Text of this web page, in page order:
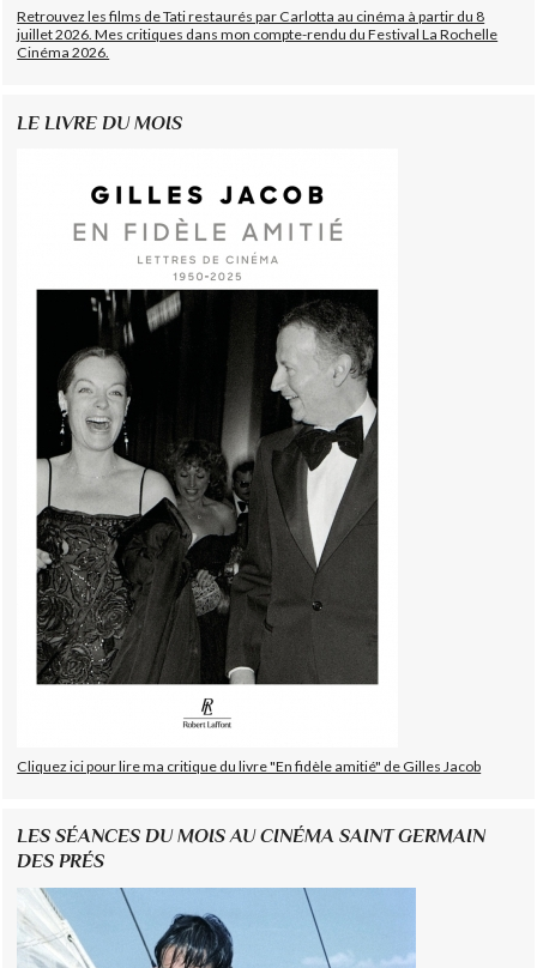
Retrouvez les films de Tati restaurés par Carlotta au cinéma à partir du 8
juillet 2026. Mes critiques dans mon compte-rendu du Festival La Rochelle
Cinéma 2026.
LE LIVRE DU MOIS
Cliquez ici pour lire ma critique du livre "En fidèle amitié" de Gilles Jacob
LES SÉANCES DU MOIS AU CINÉMA SAINT GERMAIN
DES PRÉS